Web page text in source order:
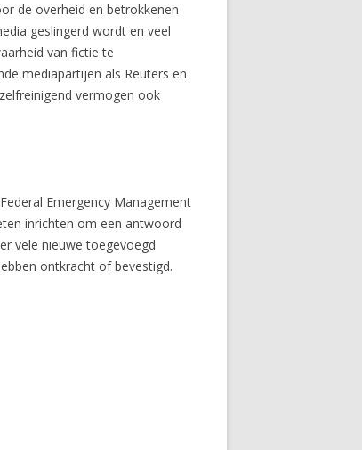
de overheid en betrokkenen
geslingerd wordt en veel
van fictie te
mediapartijen als Reuters en
vermogen ook
Emergency Management
inrichten om een antwoord
vele nieuwe toegevoegd
ontkracht of bevestigd.